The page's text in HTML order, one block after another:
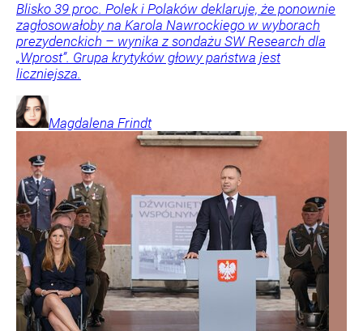
Blisko 39 proc. Polek i Polaków deklaruje, że ponownie
zagłosowałoby na Karola Nawrockiego w wyborach
prezydenckich – wynika z sondażu SW Research dla
„Wprost”. Grupa krytyków głowy państwa jest
liczniejsza.
Magdalena Frindt